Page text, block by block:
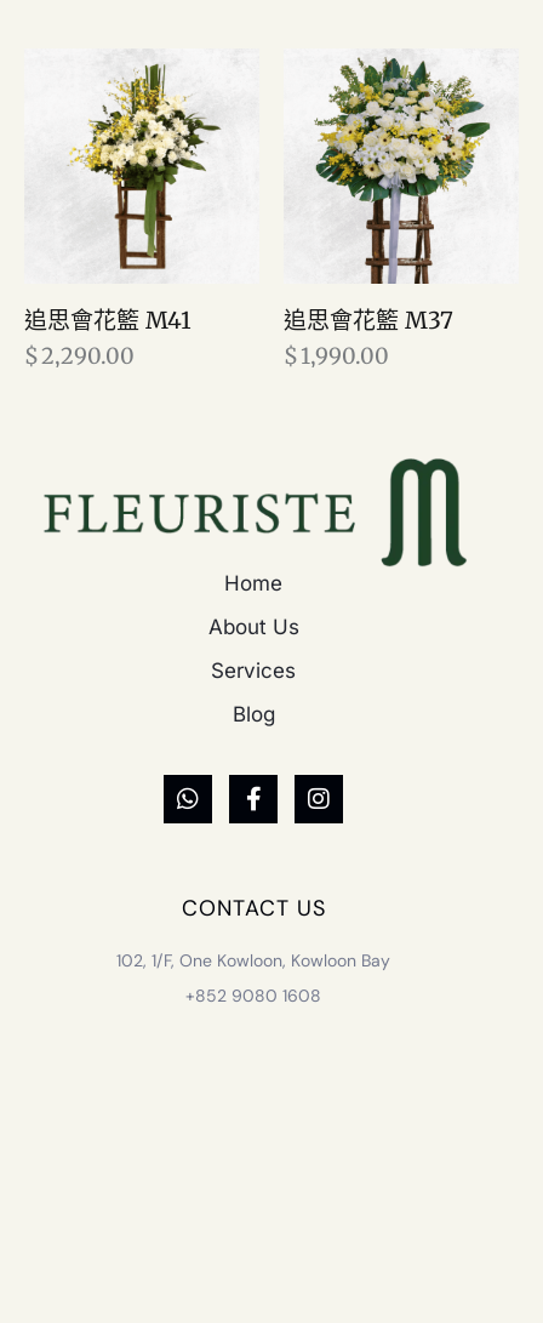
追思會花籃 M41
$2,290.00
追思會花籃 M37
$1,990.00
Home
About Us
Services
Blog
CONTACT US
102, 1/F, One Kowloon, Kowloon Bay
+852 9080 1608